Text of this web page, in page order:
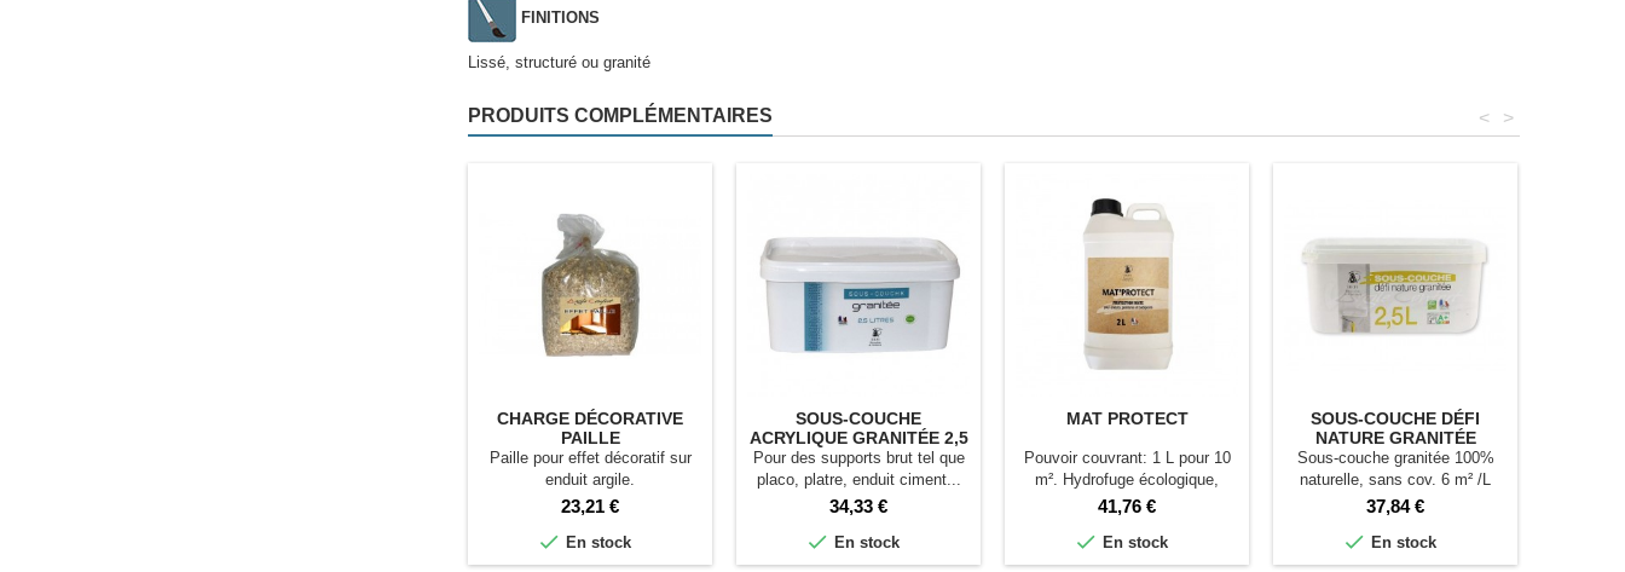
FINITIONS
Lissé, structuré ou granité
PRODUITS COMPLÉMENTAIRES >
<
CHARGE DÉCORATIVE
PAILLE
Paille pour effet décoratif sur
enduit argile.
Prix
23,21 €
 En stock
SOUS-COUCHE
ACRYLIQUE GRANITÉE 2,5
L
Pour des supports brut tel que
placo, platre, enduit ciment...
Prix
34,33 €
 En stock
MAT PROTECT
Pouvoir couvrant: 1 L pour 10
m². Hydrofuge écologique,
résistant à l'eau, à l'huile, facile
Prix
41,76 €
 En stock
SOUS-COUCHE DÉFI
NATURE GRANITÉE
Sous-couche granitée 100%
naturelle, sans cov. 6 m² /L
Prix
37,84 €
 En stock